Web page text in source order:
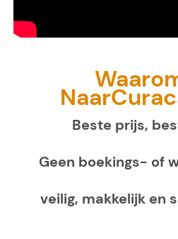
Beste prijs,
Geen boekings- of
veilig, makkelijk en